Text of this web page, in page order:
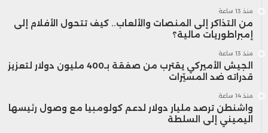
منذ 13 ساعة
من التذاكر إلى المنصات والألعاب.. كيف تتحول الأفلام إلى
إمبراطوريات مالية؟
منذ 13 ساعة
الجيش الأميركي يقترب من صفقة بـ400 مليون دولار لتعزيز
قدراته ضد المسيّرات
منذ 14 ساعة
واشنطن ترصد مليار دولار لدعم كولومبيا مع وصول رئيسها
اليميني إلى السلطة